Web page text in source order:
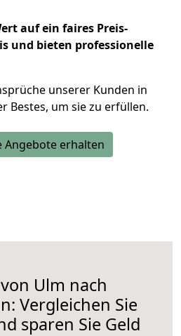
auf ein faires Preis-
und bieten professionelle
unserer Kunden in
Bestes, um sie zu erfüllen.
Angebote erhalten
Ulm nach
Vergleichen Sie
sparen Sie Geld